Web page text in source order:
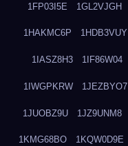
1FP03I5E 1GL2VJGH
1HAKMC6P 1HDB3VUY
1IASZ8H3 1IF86W04
1IWGPKRW 1JEZBYO7
1JUOBZ9U 1JZ9UNM8
1KMG68BO 1KQW0D9E